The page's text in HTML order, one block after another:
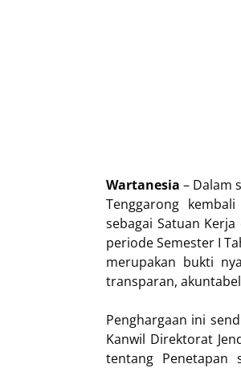
Wartanesia – Dalam
Tenggarong
sebagai Satuan
periode Semester I
merupakan bukti
transparan,
Penghargaan ini
Kanwil Direktorat
tentang Penetapan